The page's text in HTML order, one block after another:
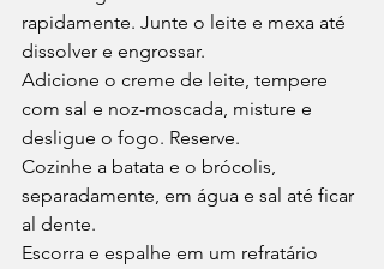
rapidamente. Junte o leite e mexa até
dissolver e engrossar.
Adicione o creme de leite, tempere
com sal e noz-moscada, misture e
desligue o fogo. Reserve.
Cozinhe a batata e o brócolis,
separadamente, em água e sal até ficar
al dente.
Escorra e espalhe em um refratário